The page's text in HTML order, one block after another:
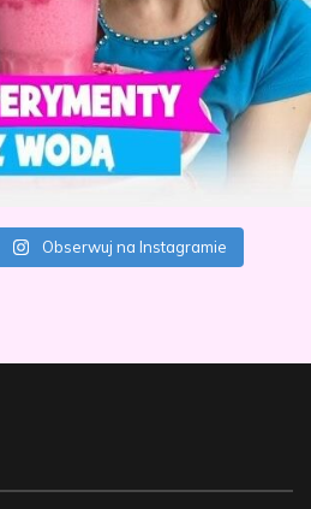
Obserwuj na Instagramie